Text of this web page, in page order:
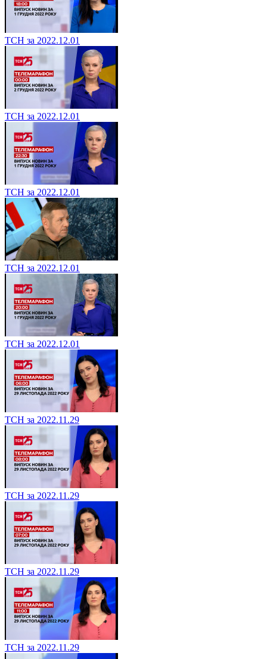
ТСН за 2022.12.01
ТСН за 2022.12.01
ТСН за 2022.12.01
ТСН за 2022.12.01
ТСН за 2022.12.01
ТСН за 2022.11.29
ТСН за 2022.11.29
ТСН за 2022.11.29
ТСН за 2022.11.29